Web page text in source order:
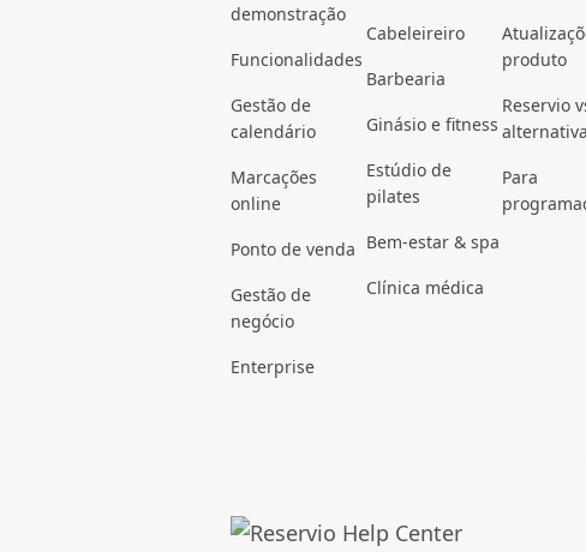
demonstração
Funcionalidades
Gestão de
calendário
Marcações
online
Ponto de venda
Gestão de
negócio
Enterprise
Cabeleireiro
Barbearia
Ginásio e fitness
Estúdio de
pilates
Bem-estar & spa
Clínica médica
produto
Reservio
Para